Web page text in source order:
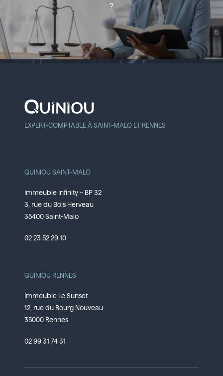
?
EXPERT-COMPTABLE À SAINT-MALO ET RENNES
QUINIOU SAINT-MALO
Immeuble Infinity – BP 32
3, rue du Bois Herveau
35400 Saint-Malo
02 23 52 29 10
QUINIOU RENNES
Immeuble Le Sunset
12, rue du Bourg Nouveau
35000 Rennes
02 99 31 74 31